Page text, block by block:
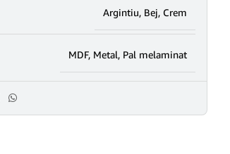
Argintiu, Bej, Crem
MDF, Metal, Pal melaminat